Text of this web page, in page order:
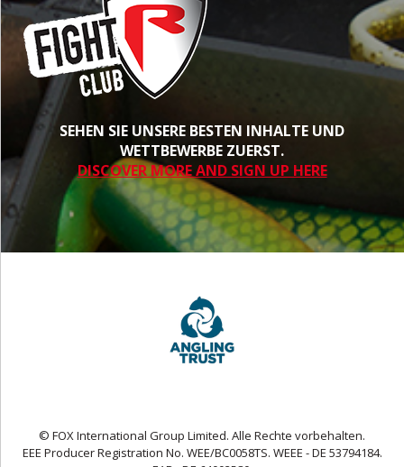
SEHEN SIE UNSERE BESTEN INHALTE UND
WETTBEWERBE ZUERST.
DISCOVER MORE AND SIGN UP HERE
© FOX International Group Limited. Alle Rechte vorbehalten.
EEE Producer Registration No. WEE/BC0058TS. WEEE - DE 53794184.